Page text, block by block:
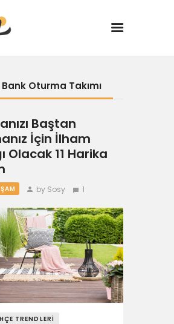
TARİFLER
MANGAL
YANCI
DRINK
BBQ 101
YAŞAM
SOSY’LE!
Oturma Takımı
Baştan
İçin İlham
Olacak 11 Harika
by Sosy 1
TRENDLERI